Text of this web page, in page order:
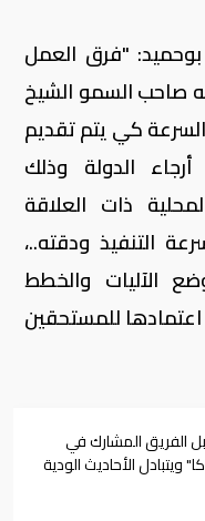
"فرق العمل
صاحب السمو الشيخ
كي يتم تقديم
الدولة وذلك
ذات العلاقة
التنفيذ ودقته..،
الآليات والخطط
للمستحقين
الفريق المشارك في
أوساكا" ويتبادل الأحاديث الودية